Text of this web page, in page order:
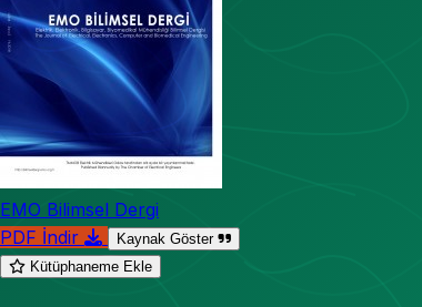
EMO Bilimsel Dergi
PDF İndir
Kaynak Göster
Kütüphaneme Ekle